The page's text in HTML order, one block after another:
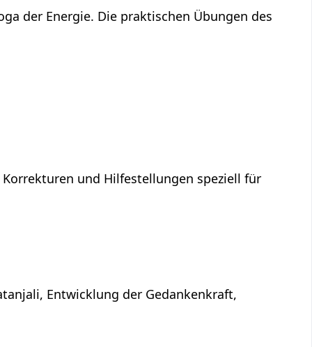
der Energie. Die praktischen Übungen des
und Hilfestellungen speziell für
Entwicklung der Gedankenkraft,